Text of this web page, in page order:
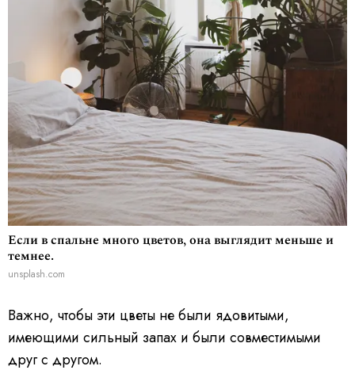
Если в спальне много цветов, она выглядит меньше и
темнее.
unsplash.com
Важно, чтобы эти цветы не были ядовитыми,
имеющими сильный запах и были совместимыми
друг с другом.